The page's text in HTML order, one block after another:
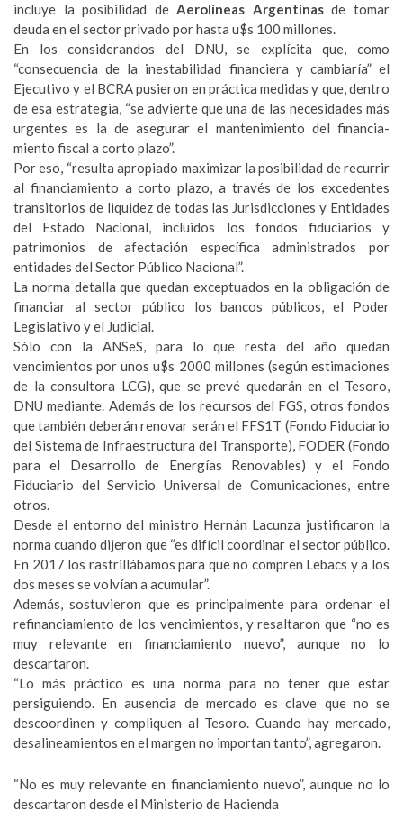
incluye la posibilidad deAerolíneas Argentinasde tomar
deuda en el sector privado por hasta u$s 100 millones.
En los considerandos del DNU, se explícita que, como
“consecuencia de la inestabilidad financiera y cambiaría” el
Ejecutivo y el BCRA pusieron en práctica medidas y que, dentro
de esa estrategia, “se advierte que una de las necesidades más
urgentes es la de asegurar el mantenimiento del financia-
miento fiscal a corto plazo”.
Por eso, “resulta apropiado maximizar la posibilidad de recurrir
al financiamiento a corto plazo, a través de los excedentes
transitorios de liquidez de todas las Jurisdicciones y Entidades
del Estado Nacional, incluidos los fondos fiduciarios y
patrimonios de afectación específica administrados por
entidades del Sector Público Nacional”.
La norma detalla que quedan exceptuados en la obligación de
financiar al sector público los bancos públicos, el Poder
Legislativo y el Judicial.
Sólo con la ANSeS, para lo que resta del año quedan
vencimientos por unos u$s 2000 millones (según estimaciones
de la consultora LCG), que se prevé quedarán en el Tesoro,
DNU mediante. Además de los recursos del FGS, otros fondos
que también deberán renovar serán el FFS1T (Fondo Fiduciario
del Sistema de Infraestructura del Transporte), FODER (Fondo
para el Desarrollo de Energías Renovables) y el Fondo
Fiduciario del Servicio Universal de Comunicaciones, entre
otros.
Desde el entorno del ministro Hernán Lacunza justificaron la
norma cuando dijeron que “es difícil coordinar el sector público.
En 2017 los rastrillábamos para que no compren Lebacs y a los
dos meses se volvían a acumular”.
Además, sostuvieron que es principalmente para ordenar el
refinanciamiento de los vencimientos, y resaltaron que “no es
muy relevante en financiamiento nuevo”, aunque no lo
descartaron.
“Lo más práctico es una norma para no tener que estar
persiguiendo. En ausencia de mercado es clave que no se
descoordinen y compliquen al Tesoro. Cuando hay mercado,
desalineamientos en el margen no importan tanto”, agregaron.
“No es muy relevante en financiamiento nuevo”, aunque no lo
descartaron desde el Ministerio de Hacienda